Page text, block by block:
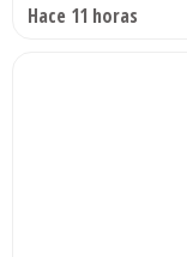
Hace 11 horas